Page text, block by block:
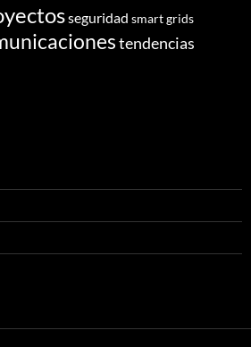
seguridad smart grids
tendencias